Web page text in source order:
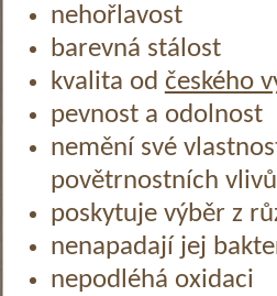
nehořlavost
barevná stálost
kvalita od českého
pevnost a odolnost
nemění své
povětrnostních vlivů
poskytuje výběr z
nenapadají jej
nepodléhá oxidaci